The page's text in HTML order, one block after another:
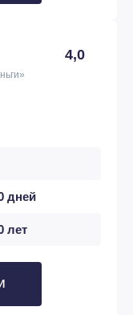
4,0
дней
лет